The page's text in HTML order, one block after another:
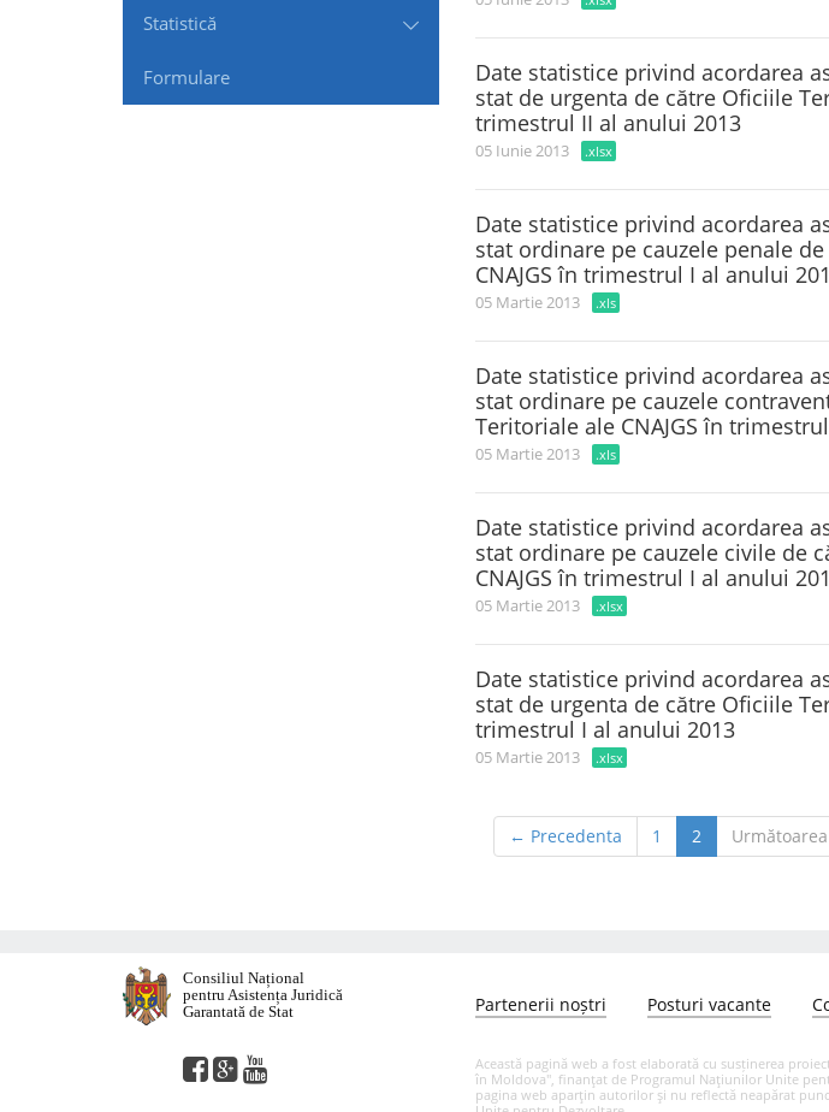
Statistică
Formulare
Date statistice privind acordarea
stat de urgenta de către Oficiile
trimestrul II al anului 2013
05 Iunie 2013 .xlsx
Date statistice privind acordarea
stat ordinare pe cauzele penale
CNAJGS în trimestrul I al anului
05 Martie 2013 .xls
Date statistice privind acordarea
stat ordinare pe cauzele
Teritoriale ale CNAJGS în
05 Martie 2013 .xls
Date statistice privind acordarea
stat ordinare pe cauzele civile de
CNAJGS în trimestrul I al anului
05 Martie 2013 .xlsx
Date statistice privind acordarea
stat de urgenta de către Oficiile
trimestrul I al anului 2013
05 Martie 2013 .xlsx
← Precedenta 1 2
Consiliul Național
pentru Asistența Juridică
Garantată de Stat
Partenerii noștri Posturi vacante
Această pagină web a fost elaborată cu susținerea
în Moldova", finanţat de Programul Naţiunilor Unite
pagina web aparţin autorilor şi nu reflectă neapărat